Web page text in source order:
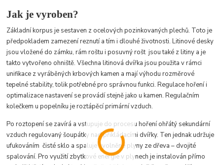
Jak je vyroben?
Základní korpus je sestaven z ocelových pozinkovaných plechů. Toto je
předpokladem zamezení reznutí a tím i dlouhé životnosti. Litinové desky
jsou vložené do zámku, rám roštu i posuvný rošt jsou také z litiny a je
takto vytvořeno ohniště. Všechna litinová dvířka jsou použita v rámci
unifikace z vyráběných krbových kamen a mají výhodu rozměrové
tepelné stability, tolik potřebné pro správnou funkci. Regulace hoření i
optimalizace nastavení se provádí stejně jako u kamen. Regulačním
kolečkem u popelníku je roztápěcí primární vzduch.
Po roztopení se zavírá a vstupuje do procesu hoření ohřátý sekundární
vzduch regulovaný šoupátky nad přikládacími dvířky. Ten jednak udržuje
ufukováním čisté sklo a spaluje uvolněné plyny ze dřeva – dvojité
spalování. Pro využití zbytkové energie v plynech je instalován přímo